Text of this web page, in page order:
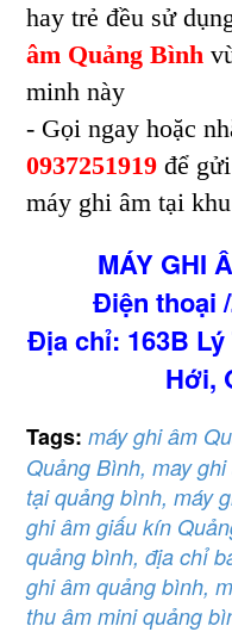
hay trẻ đều sử
âm Quảng Bình
minh này
- Gọi ngay hoặc
0937251919để
máy ghi âm tại
MÁY GHI
Điện thoại
Địa chỉ: 163B
Hới,
Tags: máy ghi âm
Quảng Bình, may
tại quảng bình, máy
ghi âm giấu kín
quảng bình, địa chỉ
ghi âm quảng bình,
thu âm mini quảng